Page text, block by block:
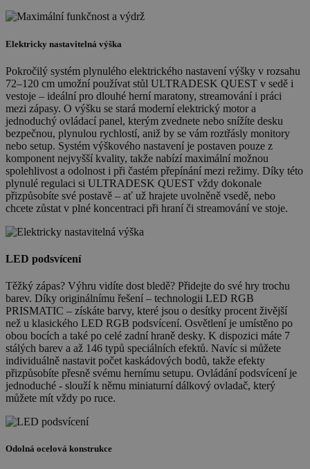
Elektricky nastavitelná výška
Pokročilý systém plynulého elektrického nastavení výšky v rozsahu
72–120 cm umožní používat stůl ULTRADESK QUEST v sedě i
vestoje – ideální pro dlouhé herní maratony, streamování i práci
mezi zápasy. O výšku se stará moderní elektrický motor a
jednoduchý ovládací panel, kterým zvednete nebo snížíte desku
bezpečnou, plynulou rychlostí, aniž by se vám roztřásly monitory
nebo setup. Systém výškového nastavení je postaven pouze z
komponent nejvyšší kvality, takže nabízí maximální možnou
spolehlivost a odolnost i při častém přepínání mezi režimy. Díky této
plynulé regulaci si ULTRADESK QUEST vždy dokonale
přizpůsobíte své postavě – ať už hrajete uvolněně vsedě, nebo
chcete zůstat v plné koncentraci při hraní či streamování ve stoje.
LED podsvícení
Těžký zápas? Výhru vidíte dost bledě? Přidejte do své hry trochu
barev. Díky originálnímu řešení – technologii LED RGB
PRISMATIC – získáte barvy, které jsou o desítky procent živější
než u klasického LED RGB podsvícení. Osvětlení je umístěno po
obou bocích a také po celé zadní hraně desky. K dispozici máte 7
stálých barev a až 146 typů speciálních efektů. Navíc si můžete
individuálně nastavit počet kaskádových bodů, takže efekty
přizpůsobíte přesně svému hernímu setupu. Ovládání podsvícení je
jednoduché - slouží k němu miniaturní dálkový ovladač, který
můžete mít vždy po ruce.
Odolná ocelová konstrukce